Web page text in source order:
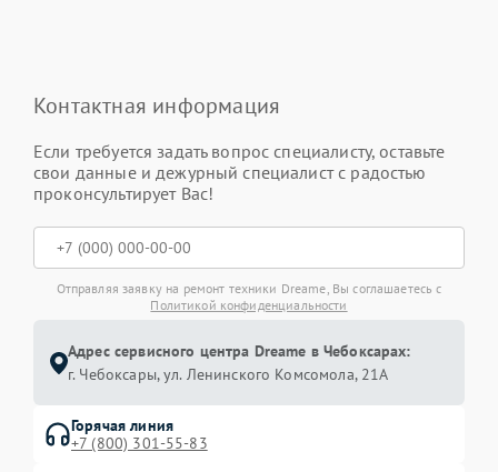
Контактная информация
Если требуется задать вопрос специалисту, оставьте
свои данные и дежурный специалист с радостью
проконсультирует Вас!
Отправляя заявку на ремонт техники Dreame, Вы соглашаетесь с
Политикой конфиденциальности
Адрес сервисного центра Dreame в Чебоксарах:
г. Чебоксары, ул. Ленинского Комсомола, 21А
Горячая линия
+7 (800) 301-55-83